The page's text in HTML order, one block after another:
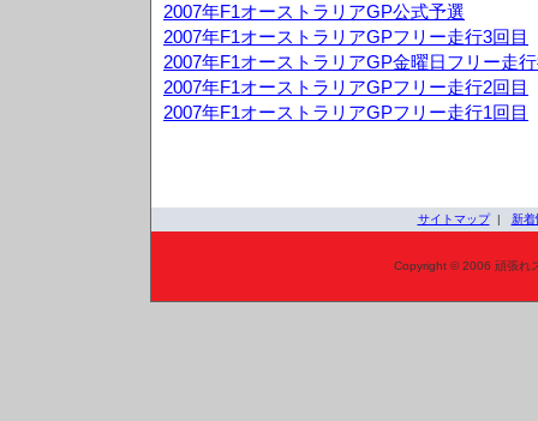
2007年F1オーストラリアGP公式予選
2007年F1オーストラリアGPフリー走行3回目
2007年F1オーストラリアGP金曜日フリー走
2007年F1オーストラリアGPフリー走行2回目
2007年F1オーストラリアGPフリー走行1回目
サイトマップ| 新着
Copyright © 2006 頑張れ